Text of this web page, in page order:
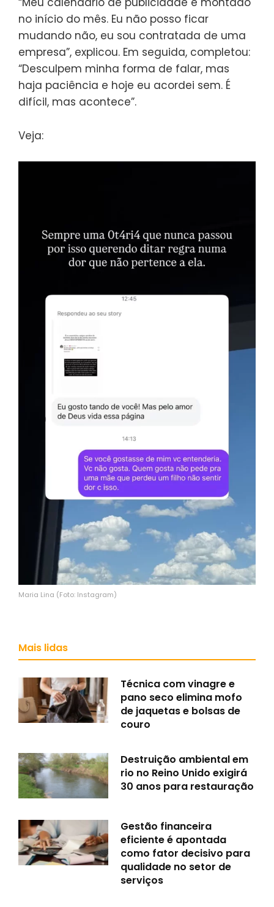
no início do mês. Eu não posso ficar
mudando não, eu sou contratada de uma
empresa”, explicou. Em seguida, completou:
“Desculpem minha forma de falar, mas
haja paciência e hoje eu acordei sem. É
difícil, mas acontece”.
Veja:
Maria Lina (Foto: Instagram)
Mais lidas
Técnica com vinagre e
pano seco elimina mofo
de jaquetas e bolsas de
couro
Destruição ambiental em
rio no Reino Unido exigirá
30 anos para restauração
Gestão financeira
eficiente é apontada
como fator decisivo para
qualidade no setor de
serviços